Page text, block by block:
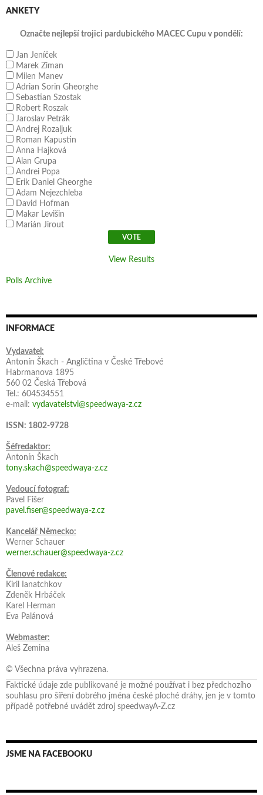
ANKETY
Označte nejlepší trojici pardubického MACEC Cupu v pondělí:
Jan Jeníček
Marek Ziman
Milen Manev
Adrian Sorin Gheorghe
Sebastian Szostak
Robert Roszak
Jaroslav Petrák
Andrej Rozaljuk
Roman Kapustin
Anna Hajková
Alan Grupa
Andrei Popa
Erik Daniel Gheorghe
Adam Nejezchleba
David Hofman
Makar Levišin
Marián Jirout
View Results
Polls Archive
INFORMACE
Vydavatel:
Antonín Škach - Angličtina v České Třebové
Habrmanova 1895
560 02 Česká Třebová
Tel.: 604534551
e-mail: vydavatelstvi@speedwaya-z.cz
ISSN: 1802-9728
Šéfredaktor:
Antonín Škach
tony.skach@speedwaya-z.cz
Vedoucí fotograf:
Pavel Fišer
pavel.fiser@speedwaya-z.cz
Kancelář Německo:
Werner Schauer
werner.schauer@speedwaya-z.cz
Členové redakce:
Kiril Ianatchkov
Zdeněk Hrbáček
Karel Herman
Eva Palánová
Webmaster:
Aleš Zemina
© Všechna práva vyhrazena.
Faktické údaje zde publikované je možné používat i bez předchozího
souhlasu pro šíření dobrého jména české ploché dráhy, jen je v tomto
případě potřebné uvádět zdroj speedwayA-Z.cz
JSME NA FACEBOOKU